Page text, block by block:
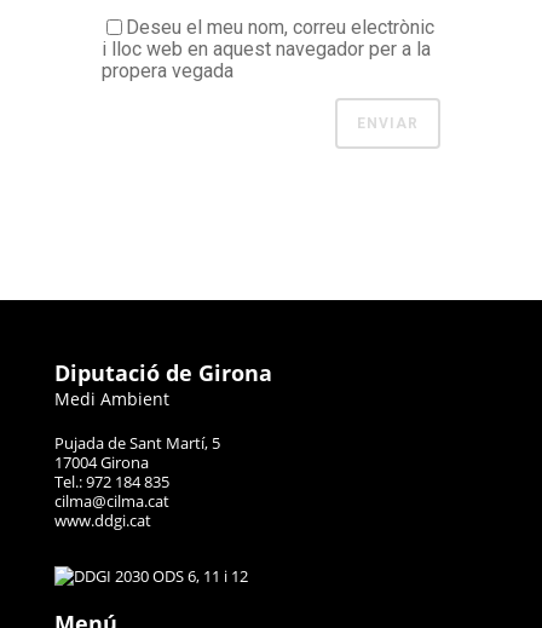
Deseu el meu nom, correu electrònic
i lloc web en aquest navegador per a la
propera vegada
Diputació de Girona
Medi Ambient
Pujada de Sant Martí, 5
17004 Girona
Tel.: 972 184 835
cilma@cilma.cat
www.ddgi.cat